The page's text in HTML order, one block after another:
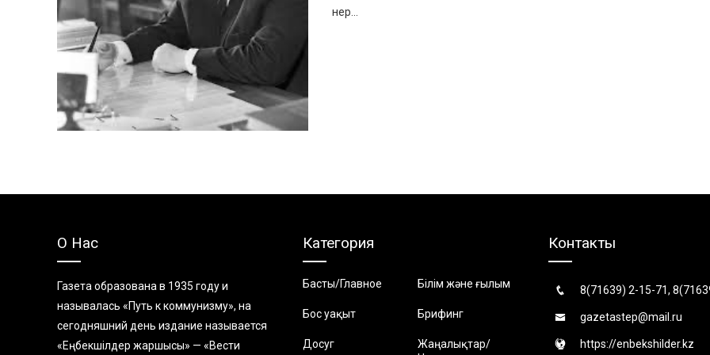
нер...
О Нас
Газета образована в 1935 году и
называлась «Путь к коммунизму», на
сегодняшний день издание называется
«Еңбекшiлдер жаршысы» — «Вести
Категория
Басты/Главное Білім және ғылым
Бос уақыт Брифинг
Досуг
Жаңалықтар/
Контакты
8(71639) 2-15-71,
gazetastep@mail.ru
https://enbekshilder.kz